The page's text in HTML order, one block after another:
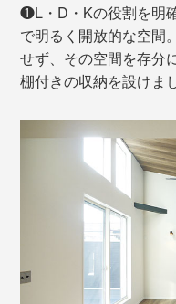
❶L・D・Kの役割を明
で明るく開放的な空間
せず、その空間を存分
棚付きの収納を設けま